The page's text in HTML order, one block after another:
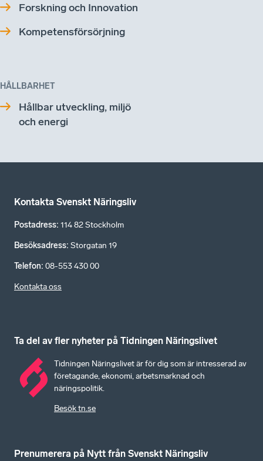
Forskning och Innovation
Kompetensförsörjning
HÅLLBARHET
Hållbar utveckling, miljö
och energi
Kontakta Svenskt Näringsliv
Postadress: 114 82 Stockholm
Besöksadress: Storgatan 19
Telefon: 08-553 430 00
Kontakta oss
Ta del av fler nyheter på Tidningen Näringslivet
Tidningen Näringslivet är för dig som är intresserad av
företagande, ekonomi, arbetsmarknad och
näringspolitik.
Besök tn.se
Prenumerera på Nytt från Svenskt Näringsliv